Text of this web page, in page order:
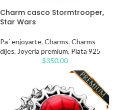
Charm casco Stormtrooper,
Star Wars
Pa´ enjoyarte, Charms, Charms
dijes, Joyería premium, Plata 925
$350.00